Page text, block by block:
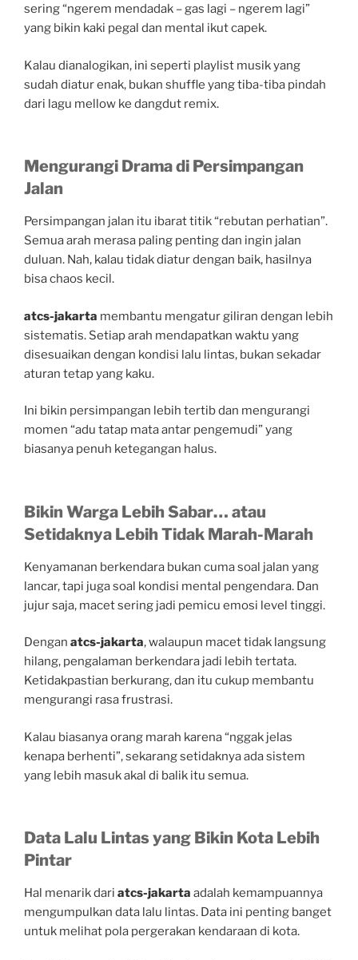
sering “ngerem mendadak – gas lagi – ngerem lagi”
yang bikin kaki pegal dan mental ikut capek.
Kalau dianalogikan, ini seperti playlist musik yang
sudah diatur enak, bukan shuffle yang tiba-tiba pindah
dari lagu mellow ke dangdut remix.
Mengurangi Drama di Persimpangan
Jalan
Persimpangan jalan itu ibarat titik “rebutan perhatian”.
Semua arah merasa paling penting dan ingin jalan
duluan. Nah, kalau tidak diatur dengan baik, hasilnya
bisa chaos kecil.
atcs-jakarta membantu mengatur giliran dengan lebih
sistematis. Setiap arah mendapatkan waktu yang
disesuaikan dengan kondisi lalu lintas, bukan sekadar
aturan tetap yang kaku.
Ini bikin persimpangan lebih tertib dan mengurangi
momen “adu tatap mata antar pengemudi” yang
biasanya penuh ketegangan halus.
Bikin Warga Lebih Sabar… atau
Setidaknya Lebih Tidak Marah-Marah
Kenyamanan berkendara bukan cuma soal jalan yang
lancar, tapi juga soal kondisi mental pengendara. Dan
jujur saja, macet sering jadi pemicu emosi level tinggi.
Dengan atcs-jakarta, walaupun macet tidak langsung
hilang, pengalaman berkendara jadi lebih tertata.
Ketidakpastian berkurang, dan itu cukup membantu
mengurangi rasa frustrasi.
Kalau biasanya orang marah karena “nggak jelas
kenapa berhenti”, sekarang setidaknya ada sistem
yang lebih masuk akal di balik itu semua.
Data Lalu Lintas yang Bikin Kota Lebih
Pintar
Hal menarik dari atcs-jakarta adalah kemampuannya
mengumpulkan data lalu lintas. Data ini penting banget
untuk melihat pola pergerakan kendaraan di kota.